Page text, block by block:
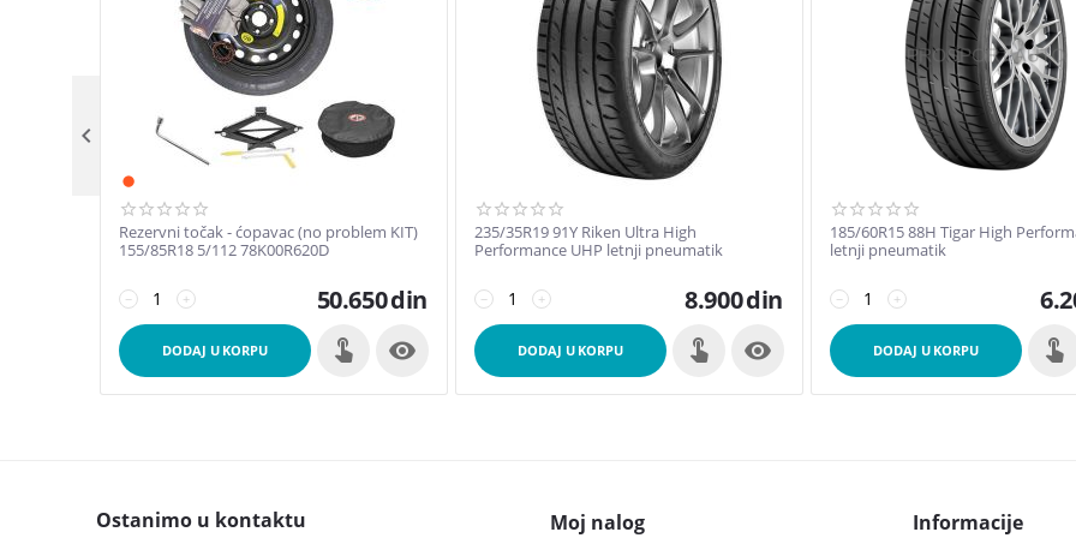
Rezervni točak - ćopavac (no problem KIT)
155/85R18 5/112 78K00R620D
+
− 50.650din
DODAJ U KORPU 
235/35R19 91Y Riken Ultra High
Performance UHP letnji pneumatik
+
− 8.900din
DODAJ U KORPU 
185/60R15 88H Tigar High
letnji pneumatik
+
−
DODAJ U KORPU

Ostanimo u kontaktu Moj nalog Informacije